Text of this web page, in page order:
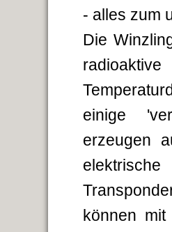
- alles zum
Die
einige
erzeugen
können